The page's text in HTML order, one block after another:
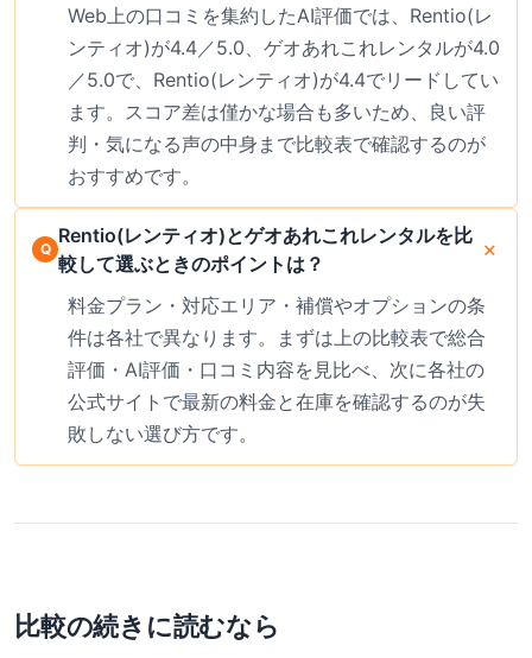
Web上の口コミを集約したAI評価では、Rentio(レ
ンティオ)が4.4／5.0、ゲオあれこれレンタルが4.0
／5.0で、Rentio(レンティオ)が4.4でリードしてい
ます。スコア差は僅かな場合も多いため、良い評
判・気になる声の中身まで比較表で確認するのが
おすすめです。
Rentio(レンティオ)とゲオあれこれレンタルを比
較して選ぶときのポイントは？
料金プラン・対応エリア・補償やオプションの条
件は各社で異なります。まずは上の比較表で総合
評価・AI評価・口コミ内容を見比べ、次に各社の
公式サイトで最新の料金と在庫を確認するのが失
敗しない選び方です。
比較の続きに読むなら